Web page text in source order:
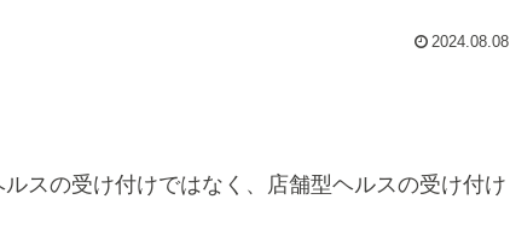
2024.08.08
スの受け付けではなく、店舗型ヘルスの受け付け